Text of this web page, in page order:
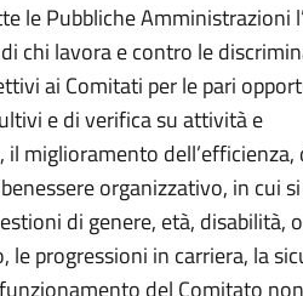
le Pubbliche Amministrazioni
chi lavora e contro le
ai Comitati per le pari
e di verifica su attività e
miglioramento dell’efficienza,
organizzativo, in cui
di genere, età, disabilità,
progressioni in carriera, la
del Comitato